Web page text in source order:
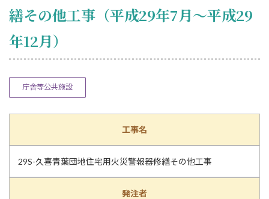
繕その他工事（平成29年7月～平成29
年12月）
庁舎等公共施設
工事名
29S-久喜青葉団地住宅用火災警報器修繕その他工事
発注者